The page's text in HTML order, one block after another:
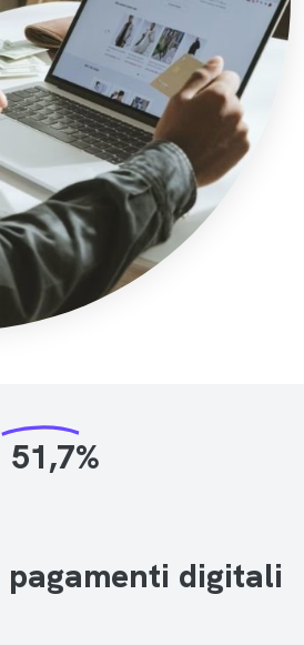
51,7%
digitali